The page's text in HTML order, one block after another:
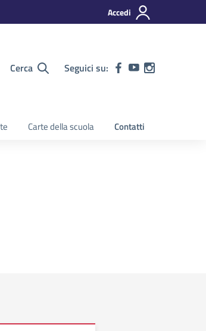
Accedi
Cerca Seguici su:
Carte della scuola Contatti